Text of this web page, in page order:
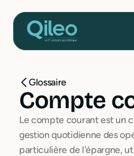
Glossaire
Compte
Le compte courant est un
gestion quotidienne des
particulière de l'épargne,